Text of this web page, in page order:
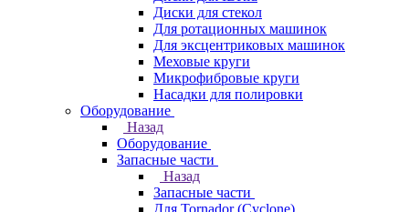
Диски для стекол
Для ротационных машинок
Для эксцентриковых машинок
Меховые круги
Микрофибровые круги
Насадки для полировки
Оборудование
Назад
Оборудование
Запасные части
Назад
Запасные части
Для Tornador (Cyclone)